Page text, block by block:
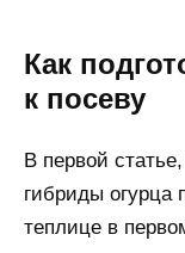
Как
к посеву
В первой
гибриды огурца
теплице в